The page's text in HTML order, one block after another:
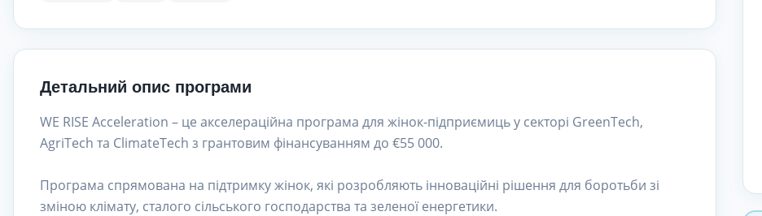
Детальний опис програми
WE RISE Acceleration – це акселераційна програма для жінок-підприємиць у секторі GreenTech,
AgriTech та ClimateTech з грантовим фінансуванням до €55 000.
Програма спрямована на підтримку жінок, які розробляють інноваційні рішення для боротьби зі
зміною клімату, сталого сільського господарства та зеленої енергетики.